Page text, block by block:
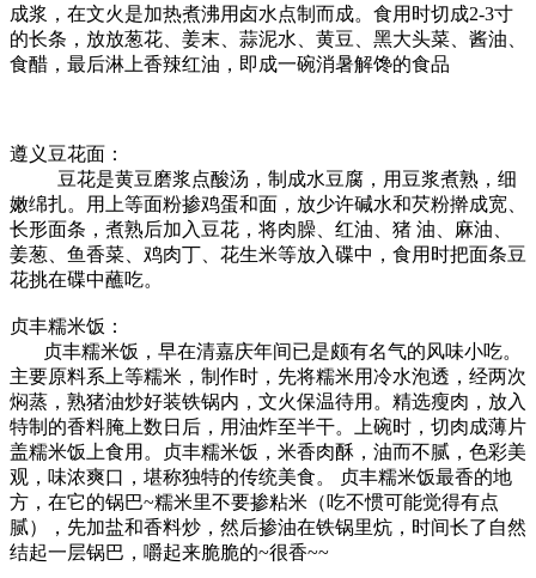
成浆，在文火是加热煮沸用卤水点制而成。食用时切成2-3寸
的长条，放放葱花、姜末、蒜泥水、黄豆、黑大头菜、酱油、
食醋，最后淋上香辣红油，即成一碗消暑解馋的食品
遵义豆花面：
豆花是黄豆磨浆点酸汤，制成水豆腐，用豆浆煮熟，细
嫩绵扎。用上等面粉掺鸡蛋和面，放少许碱水和芡粉擀成宽、
长形面条，煮熟后加入豆花，将肉臊、红油、猪 油、麻油、
姜葱、鱼香菜、鸡肉丁、花生米等放入碟中，食用时把面条豆
花挑在碟中蘸吃。
贞丰糯米饭：
贞丰糯米饭，早在清嘉庆年间已是颇有名气的风味小吃。
主要原料系上等糯米，制作时，先将糯米用冷水泡透，经两次
焖蒸，熟猪油炒好装铁锅内，文火保温待用。精选瘦肉，放入
特制的香料腌上数日后，用油炸至半干。上碗时，切肉成薄片
盖糯米饭上食用。贞丰糯米饭，米香肉酥，油而不腻，色彩美
观，味浓爽口，堪称独特的传统美食。 贞丰糯米饭最香的地
方，在它的锅巴~糯米里不要掺粘米（吃不惯可能觉得有点
腻），先加盐和香料炒，然后掺油在铁锅里炕，时间长了自然
结起一层锅巴，嚼起来脆脆的~很香~~